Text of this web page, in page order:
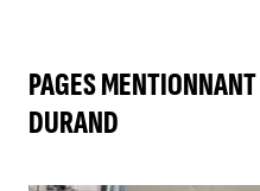
PAGES
DURAND